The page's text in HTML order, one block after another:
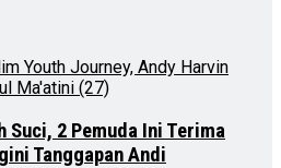
Suci, 2 Pemuda Ini Terima
Tanggapan Andi